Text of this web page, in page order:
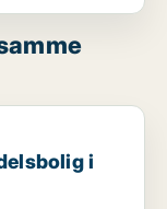
Centrum
i